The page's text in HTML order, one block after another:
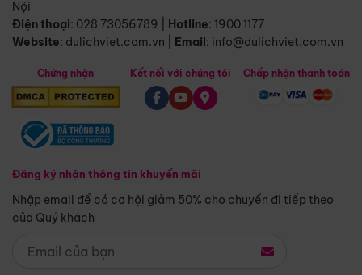
Nội
Điện thoại: 028 73056789 Hotline: 1900 1177
Website: dulichviet.com.vn Email: info@dulichviet.com.vn
Chứng nhận
Đăng ký nhận thông tin khuyến mãi
Nhập email để có cơ hội giảm 50% cho chuyến đi tiếp theo
của Quý khách
Kết nối với chúng tôi Chấp nhận thanh toán